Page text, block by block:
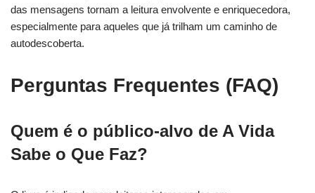
das mensagens tornam a leitura envolvente e enriquecedora,
especialmente para aqueles que já trilham um caminho de
autodescoberta.
Perguntas Frequentes (FAQ)
Quem é o público-alvo de A Vida
Sabe o Que Faz?